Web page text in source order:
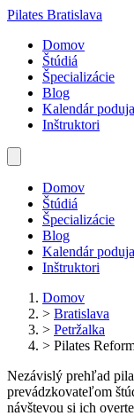
Pilates Bratislava
Domov
Štúdiá
Špecializácie
Blog
Kalendár
Inštruktori
Domov
Štúdiá
Špecializácie
Blog
Kalendár
Inštruktori
Domov
> Bratislava
> Petržalka
> Pilates
Nezávislý prehľad
prevádzkovateľom
návštevou si ich